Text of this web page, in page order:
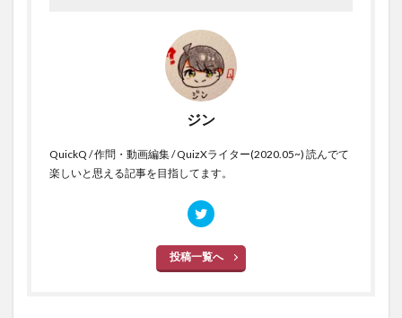
ジン
QuickQ / 作問・動画編集 / QuizXライター(2020.05~) 読んでて
楽しいと思える記事を目指してます。
投稿一覧へ